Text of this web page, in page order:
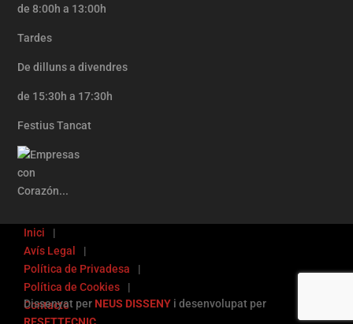
de 8:00h a 13:00h
Tardes
De dilluns a divendres
de 15:30h a 17:30h
Festius Tancat
Inici
Avís Legal
Política de Privadesa
Política de Cookies
Contacte
Dissenyat per NEUS DISSENY i desenvolupat per